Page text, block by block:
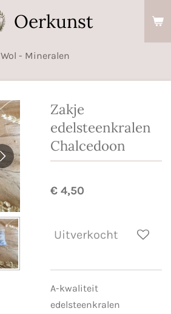
Oerkunst
Wol - Mineralen
Zakje
edelsteenkralen
Chalcedoon
€ 4,50
Uitverkocht
A-kwaliteit
edelsteenkralen